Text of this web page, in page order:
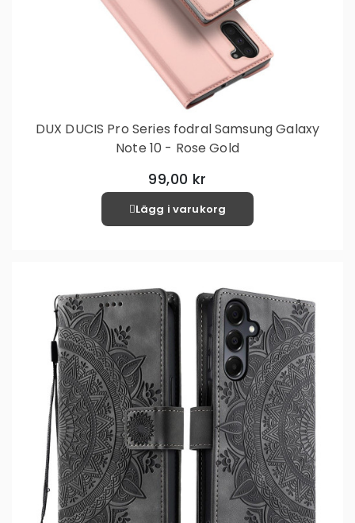
DUX DUCIS Pro Series fodral Samsung Galaxy
Note 10 - Rose Gold
99,00 kr
Lägg i varukorg